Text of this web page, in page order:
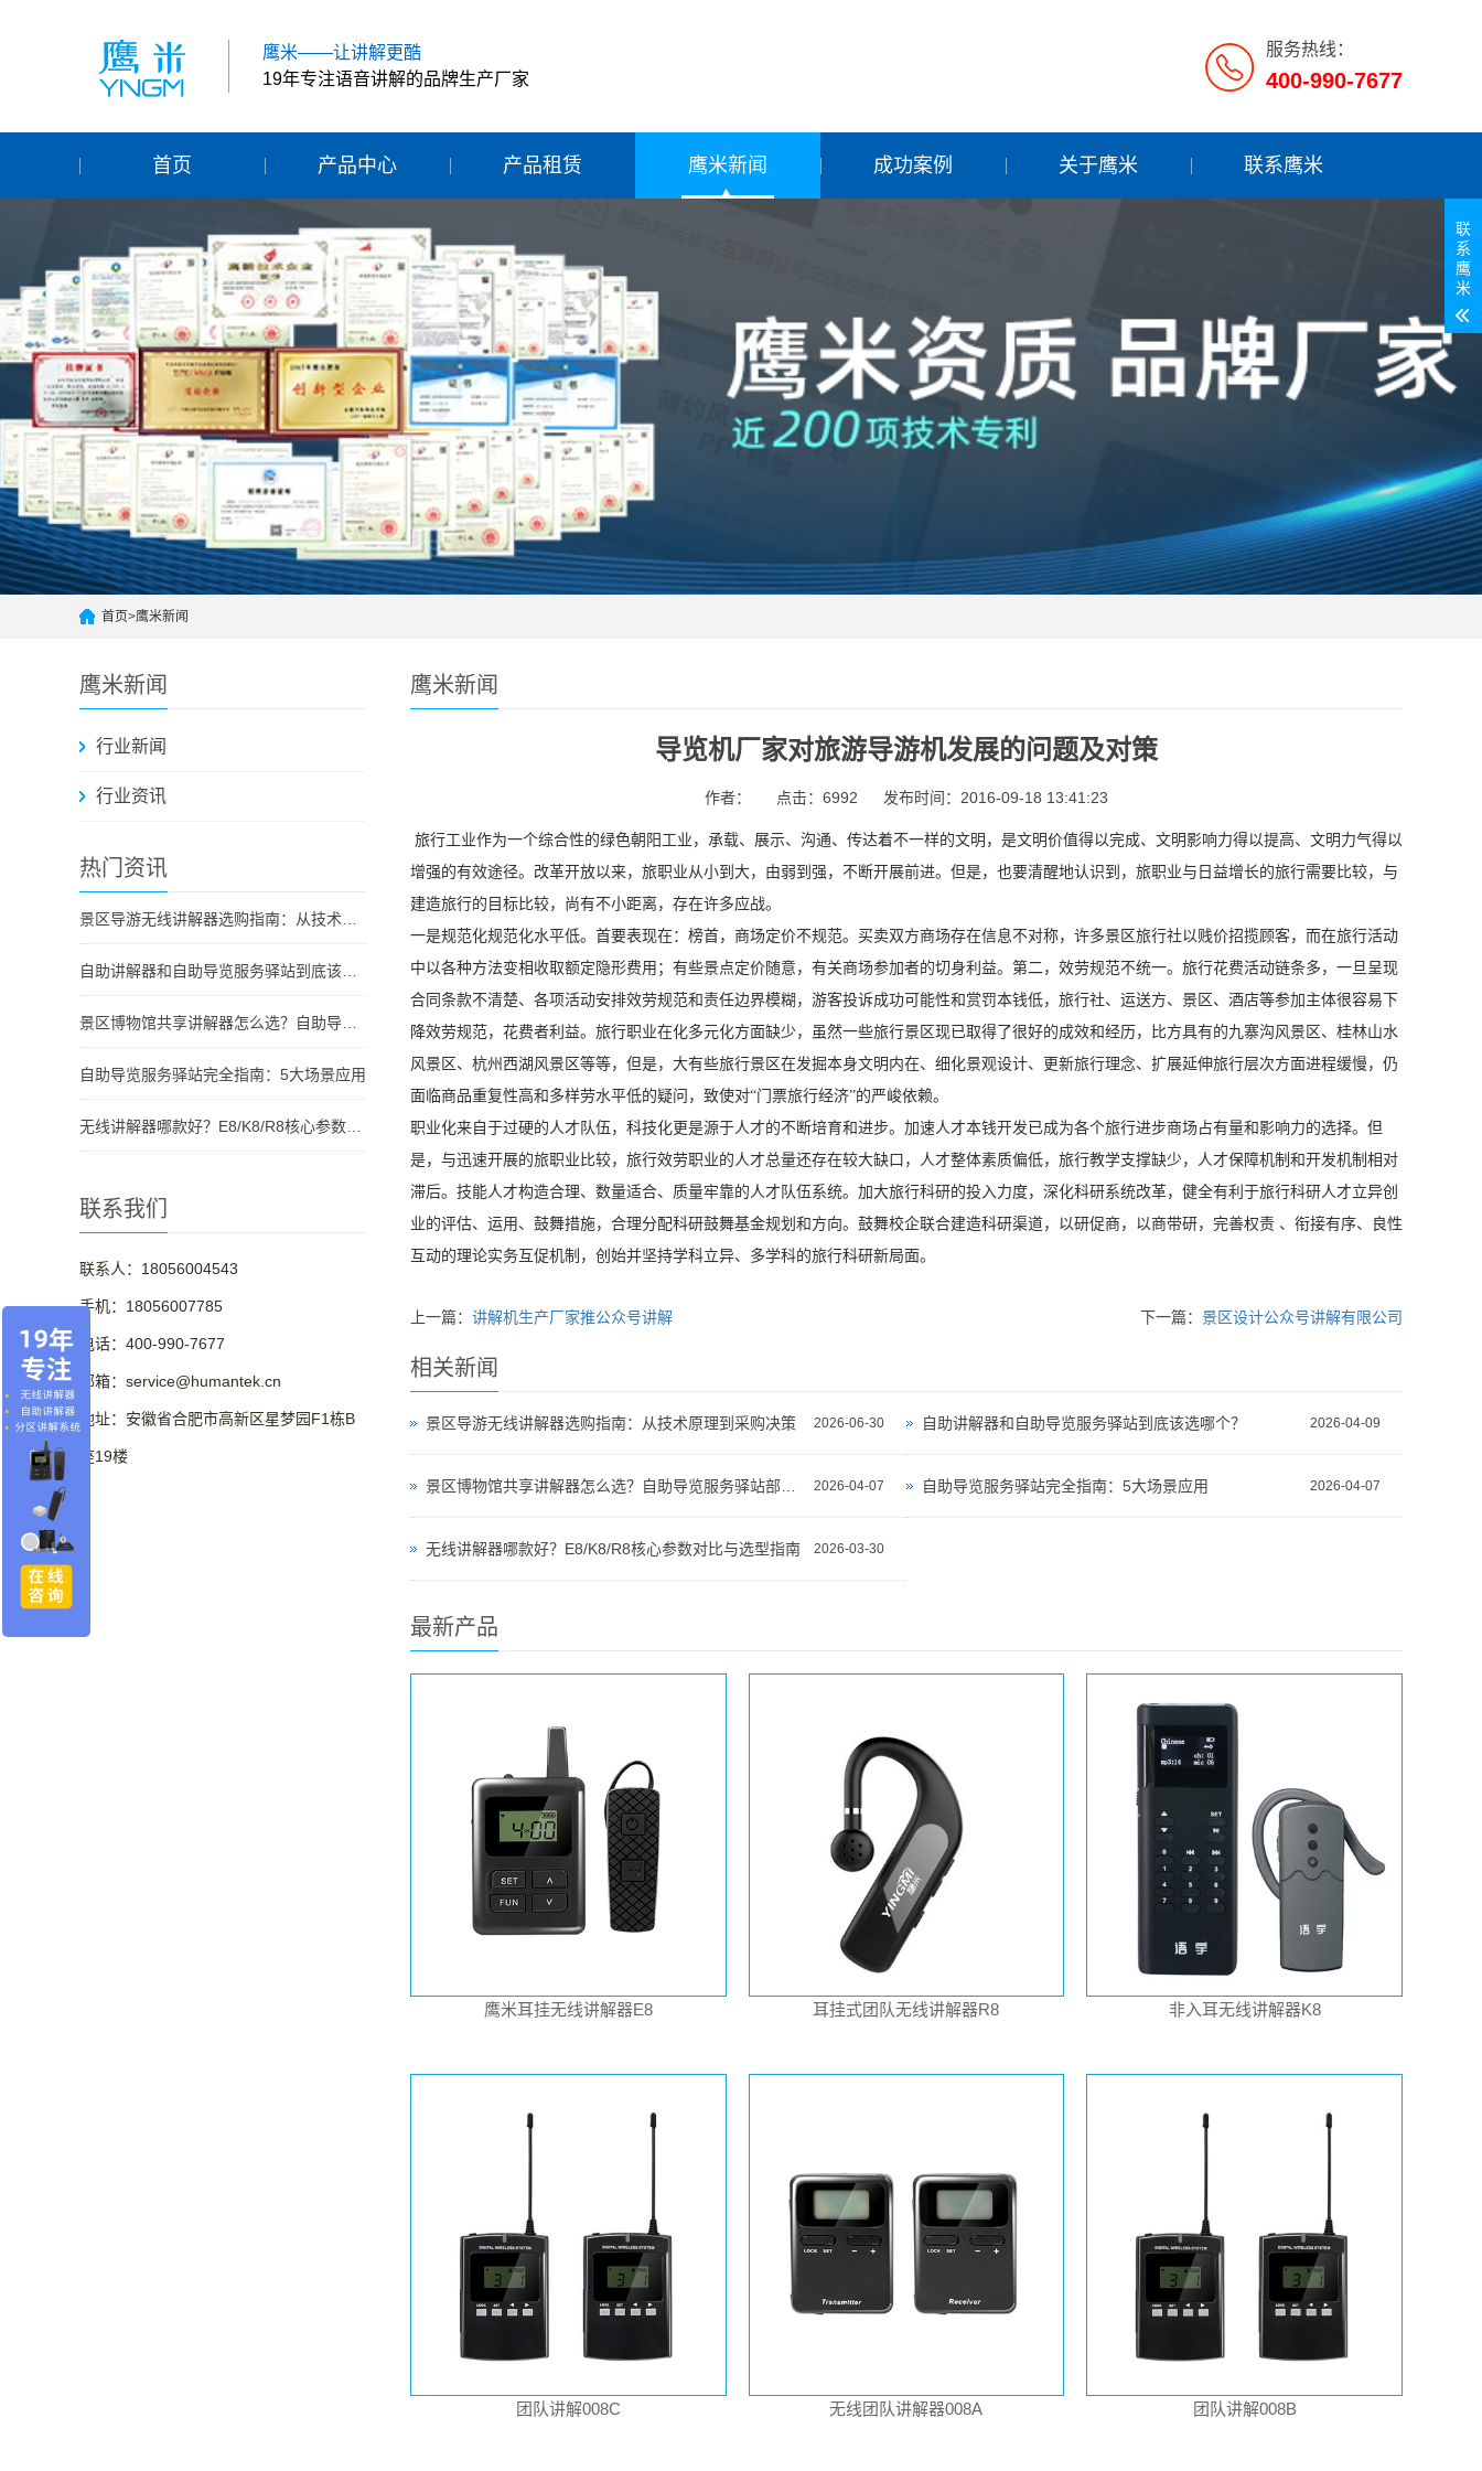
服务热线：
400-990-7677
鹰米——让讲解更酷
19年专注语音讲解的品牌生产厂家
首页 产品中心 产品租赁 鹰米新闻 成功案例 关于鹰米 联系鹰米
首页>鹰米新闻
鹰米新闻
行业新闻
行业资讯
热门资讯
自助导览服务驿站完全指南：5大场景应用
联系我们
联系人：18056004543
手机：18056007785
电话：400-990-7677
邮箱：service@humantek.cn
地址：安徽省合肥市高新区星梦园F1栋B
座19楼
鹰米新闻
导览机厂家对旅游导游机发展的问题及对策
作者： 点击：6992 发布时间：2016-09-18 13:41:23
旅行工业作为一个综合性的绿色朝阳工业，承载、展示、沟通、传达着不一样的文明，是文明价值得以完成、文明影响力得以提高、文明力气得以
增强的有效途径。改革开放以来，旅职业从小到大，由弱到强，不断开展前进。但是，也要清醒地认识到，旅职业与日益增长的旅行需要比较，与
建造旅行的目标比较，尚有不小距离，存在许多应战。
一是规范化规范化水平低。首要表现在：榜首，商场定价不规范。买卖双方商场存在信息不对称，许多景区旅行社以贱价招揽顾客，而在旅行活动
中以各种方法变相收取额定隐形费用；有些景点定价随意，有关商场参加者的切身利益。第二，效劳规范不统一。旅行花费活动链条多，一旦呈现
合同条款不清楚、各项活动安排效劳规范和责任边界模糊，游客投诉成功可能性和赏罚本钱低，旅行社、运送方、景区、酒店等参加主体很容易下
降效劳规范，花费者利益。旅行职业在化多元化方面缺少，虽然一些旅行景区现已取得了很好的成效和经历，比方具有的九寨沟风景区、桂林山水
风景区、杭州西湖风景区等等，但是，大有些旅行景区在发掘本身文明内在、细化景观设计、更新旅行理念、扩展延伸旅行层次方面进程缓慢，仍
面临商品重复性高和多样劳水平低的疑问，致使对“门票旅行经济”的严峻依赖。
职业化来自于过硬的人才队伍，科技化更是源于人才的不断培育和进步。加速人才本钱开发已成为各个旅行进步商场占有量和影响力的选择。但
是，与迅速开展的旅职业比较，旅行效劳职业的人才总量还存在较大缺口，人才整体素质偏低，旅行教学支撑缺少，人才保障机制和开发机制相对
滞后。技能人才构造合理、数量适合、质量牢靠的人才队伍系统。加大旅行科研的投入力度，深化科研系统改革，健全有利于旅行科研人才立异创
业的评估、运用、鼓舞措施，合理分配科研鼓舞基金规划和方向。鼓舞校企联合建造科研渠道，以研促商，以商带研，完善权责 、衔接有序、良性
互动的理论实务互促机制，创始并坚持学科立异、多学科的旅行科研新局面。
上一篇： 讲解机生产厂家推公众号讲解 下一篇： 景区设计公众号讲解有限公司
相关新闻
2026-06-30
景区导游无线讲解器选购指南：从技术原理到采购决策 2026-04-09
自助讲解器和自助导览服务驿站到底该选哪个？
2026-04-07 2026-04-07
自助导览服务驿站完全指南：5大场景应用
2026-03-30
无线讲解器哪款好？E8/K8/R8核心参数对比与选型指南
最新产品
鹰米耳挂无线讲解器E8 耳挂式团队无线讲解器R8 非入耳无线讲解器K8
团队讲解008C 无线团队讲解器008A 团队讲解008B
联
系
鹰
米